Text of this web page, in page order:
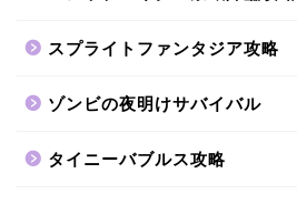
スプライトファンタジア攻略
ゾンビの夜明けサバイバル
タイニーバブルス攻略